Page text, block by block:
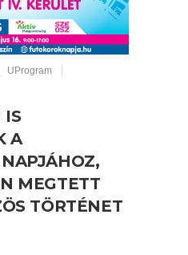
UProgram
IS
A
MEGTETT
TÖRTÉNET